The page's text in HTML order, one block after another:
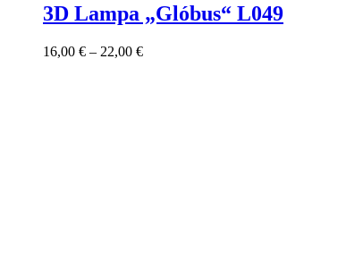
3D Lampa „Glóbus“ L049
16,00 € – 22,00 €Price